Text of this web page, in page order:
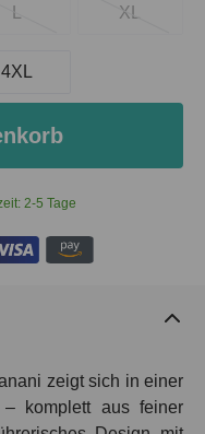
2-5 Tage
XL
4XL
zeigt sich in einer
– komplett aus feiner